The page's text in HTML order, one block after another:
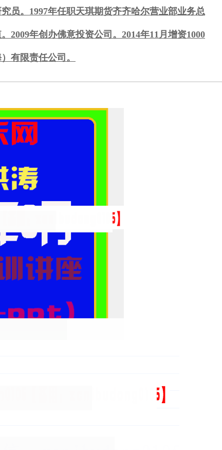
员。1997年任职天琪期货齐齐哈尔营业部业务总
2009年创办佛意投资公司。2014年11月增资1000
有限责任公司。